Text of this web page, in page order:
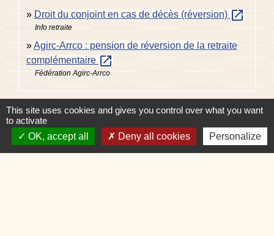
Droit du conjoint en cas de décès (réversion) open_in_new
Info retraite
Agirc-Arrco : pension de réversion de la retraite
complémentaire open_in_new
Fédération Agirc-Arrco
Signaler une erreur sur cette page
This site uses cookies and gives you control over what you want
to activate
OK, accept all
Deny all cookies Personalize